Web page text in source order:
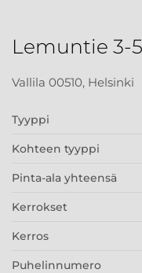
Lemuntie 3-5
Vallila 00510, Helsinki
Tyyppi
Kohteen tyyppi
Pinta-ala yhteensä
Kerrokset
Kerros
Puhelinnumero